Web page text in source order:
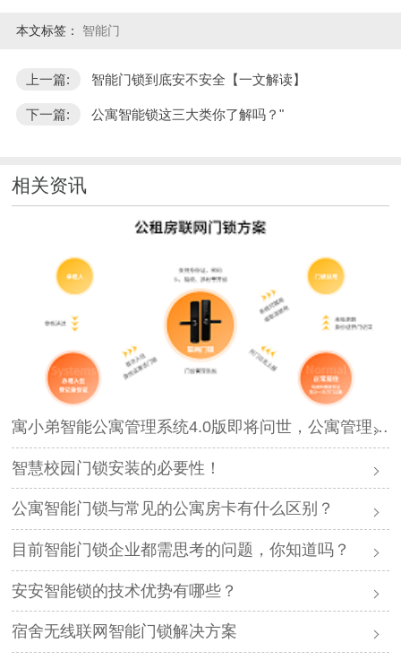
本文标签： 智能门
上一篇: 智能门锁到底安不安全【一文解读】
下一篇: 公寓智能锁这三大类你了解吗？"
相关资讯
寓小弟智能公寓管理系统4.0版即将问世，公寓管理再升级！
智慧校园门锁安装的必要性！
公寓智能门锁与常见的公寓房卡有什么区别？
目前智能门锁企业都需思考的问题，你知道吗？
安安智能锁的技术优势有哪些？
宿舍无线联网智能门锁解决方案